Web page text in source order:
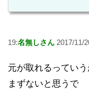
19:名無しさん 2017/11/
元が取れるってい
まずないと思うで